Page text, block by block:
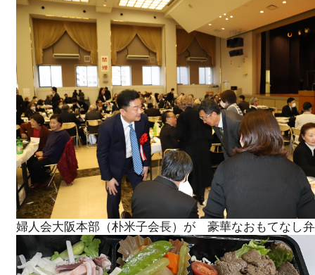
婦人会大阪本部（朴米子会長）が 豪華なおもてなし